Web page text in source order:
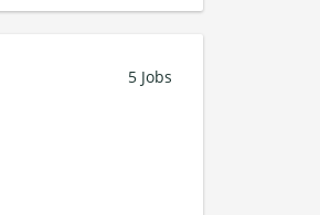
5 Jobs